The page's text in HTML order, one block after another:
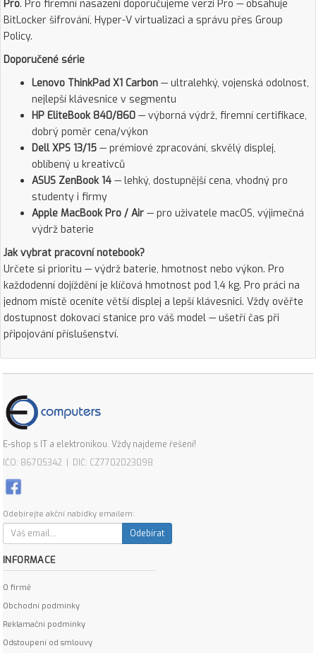
Pro. Pro firemní nasazení doporučujeme verzi Pro — obsahuje
BitLocker šifrování, Hyper-V virtualizaci a správu přes Group
Policy.
Doporučené série
Lenovo ThinkPad X1 Carbon — ultralehký, vojenská odolnost,
nejlepší klávesnice v segmentu
HP EliteBook 840/860 — výborná výdrž, firemní certifikace,
dobrý poměr cena/výkon
Dell XPS 13/15 — prémiové zpracování, skvělý displej,
oblíbený u kreativců
ASUS ZenBook 14 — lehký, dostupnější cena, vhodný pro
studenty i firmy
Apple MacBook Pro / Air — pro uživatele macOS, výjimečná
výdrž baterie
Jak vybrat pracovní notebook?
Určete si prioritu — výdrž baterie, hmotnost nebo výkon. Pro
každodenní dojíždění je klíčová hmotnost pod 1,4 kg. Pro práci na
jednom místě oceníte větší displej a lepší klávesnici. Vždy ověřte
dostupnost dokovací stanice pro váš model — ušetří čas při
připojování příslušenství.
E-shop s IT a elektronikou. Vždy najdeme řešení!
IČO: 86705342 | DIČ: CZ7702023098
Odebírejte akční nabídky emailem:
Odebírat
INFORMACE
O firmě
Obchodní podmínky
Reklamační podmínky
Odstoupení od smlouvy